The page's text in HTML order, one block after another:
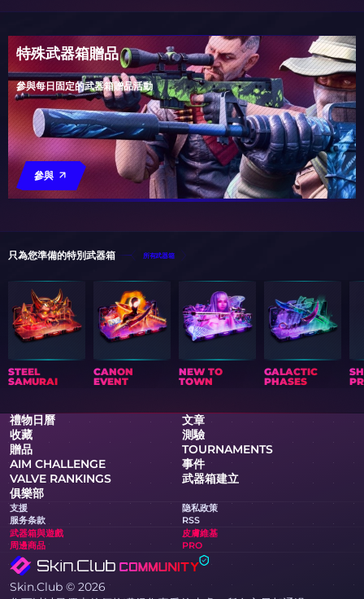
特殊武器箱贈品
參與每日固定的武器箱贈品活動
參與
只為您準備的特別武器箱 所有武器箱
STEEL
SAMURAI
CANON
EVENT
NEW TO
TOWN
GALACTIC
PHASES
禮物日曆
文章
收藏
測驗
贈品
TOURNAMENTS
AIM CHALLENGE
事件
VALVE RANKINGS
武器箱建立
俱樂部
支援
隐私政策
服务条款
RSS
武器箱與遊戲
皮膚維基
周邊商品
PRO
Skin.Club © 2026